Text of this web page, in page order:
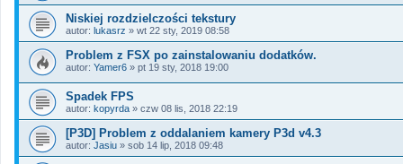
Niskiej rozdzielczości tekstury
autor: lukasrz » wt 22 sty, 2019 08:58
Problem z FSX po zainstalowaniu dodatków.
autor: Yamer6 » pt 19 sty, 2018 19:00
Spadek FPS
autor: kopyrda » czw 08 lis, 2018 22:19
[P3D] Problem z oddalaniem kamery P3d v4.3
autor: Jasiu » sob 14 lip, 2018 09:48